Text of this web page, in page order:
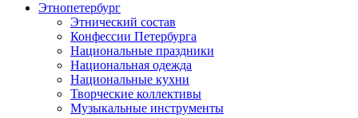
Этнопетербург
Этнический состав
Конфессии Петербурга
Национальные праздники
Национальная одежда
Национальные кухни
Творческие коллективы
Музыкальные инструменты